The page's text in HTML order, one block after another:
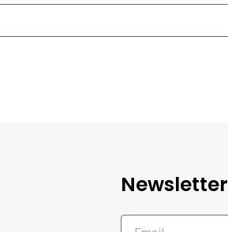
Newsletter